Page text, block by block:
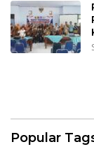
Popular